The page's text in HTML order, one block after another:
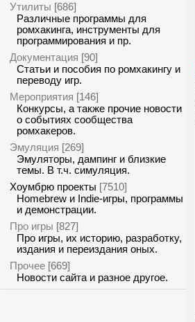
Утилиты [686]
Различные программы для
ромхакинга, инструменты для
программирования и пр.
Документация [90]
Статьи и пособия по ромхакингу и
переводу игр.
Мероприятия [146]
Конкурсы, а также прочие новости
о событиях сообщества
ромхакеров.
Эмуляция [269]
Эмуляторы, дампинг и близкие
темы. В т.ч. симуляция.
Хоумбрю проекты [7510]
Homebrew и Indie-игры, программы
и демонстрации.
Про игры [827]
Про игры, их историю, разработку,
издания и переиздания оных.
Прочее [669]
Новости сайта и разное другое.